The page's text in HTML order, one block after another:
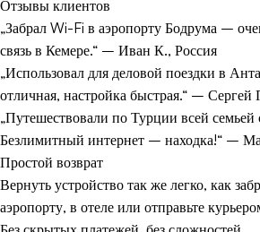
Отзывы клиентов
„Забрал Wi-Fi в аэропорту Бодрума –
связь в Кемере.“ – Иван К., Россия
„Использовал для деловой поездки в
отличная, настройка быстрая.“ – Сергей
„Путешествовали по Турции всей
Безлимитный интернет – находка!“ –
Простой возврат
Вернуть устройство так же легко, как
аэропорту, в отеле или отправьте